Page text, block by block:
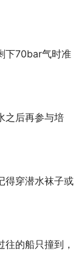
下70bar气时准
之后再参与培
得穿潜水袜子或
的船只撞到，